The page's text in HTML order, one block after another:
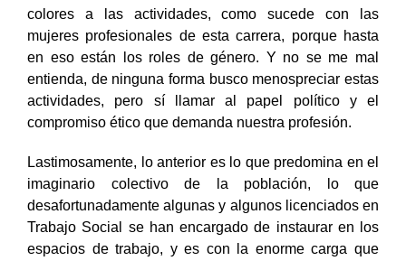
colores a las actividades, como sucede con las
mujeres profesionales de esta carrera, porque hasta
en eso están los roles de género. Y no se me mal
entienda, de ninguna forma busco menospreciar estas
actividades, pero sí llamar al papel político y el
compromiso ético que demanda nuestra profesión.
Lastimosamente, lo anterior es lo que predomina en el
imaginario colectivo de la población, lo que
desafortunadamente algunas y algunos licenciados en
Trabajo Social se han encargado de instaurar en los
espacios de trabajo, y es con la enorme carga que